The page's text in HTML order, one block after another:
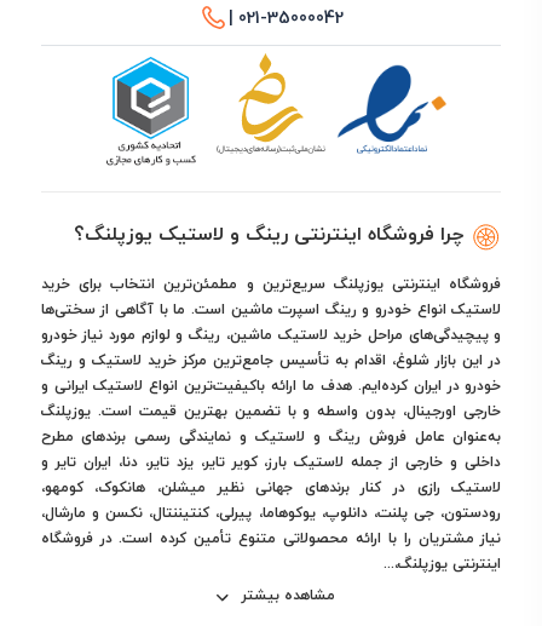
021-35000042 |
چرا فروشگاه اینترنتی رینگ و لاستیک یوزپلنگ؟
فروشگاه اینترنتی یوزپلنگ سریع‌ترین و مطمئن‌ترین انتخاب برای خرید
لاستیک انواع خودرو و رینگ اسپرت ماشین است. ما با آگاهی از سختی‌ها
و پیچیدگی‌های مراحل خرید لاستیک ماشین، رینگ و لوازم مورد نیاز خودرو
در این بازار شلوغ، اقدام به تأسیس جامع‌ترین مرکز خرید لاستیک و رینگ
خودرو در ایران کرده‌ایم. هدف ما ارائه باکیفیت‌ترین انواع لاستیک ایرانی و
خارجی اورجینال، بدون واسطه و با تضمین بهترین قیمت است. یوزپلنگ
به‌عنوان عامل فروش رینگ و لاستیک و نمایندگی رسمی برندهای مطرح
داخلی و خارجی از جمله لاستیک بارز، کویر تایر، یزد تایر، دنا، ایران تایر و
لاستیک رازی در کنار برندهای جهانی نظیر میشلن، هانکوک، کومهو،
رودستون، جی پلنت، دانلوپ، یوکوهاما، پیرلی، کنتیننتال، نکسن و مارشال،
نیاز مشتریان را با ارائه محصولاتی متنوع تأمین کرده است. در فروشگاه
اینترنتی یوزپلنگ،...
مشاهده بیشتر